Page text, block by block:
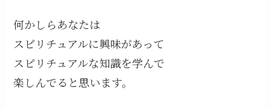
何かしらあなたは
スピリチュアルに興味があって
スピリチュアルな知識を学んで
楽しんでると思います。